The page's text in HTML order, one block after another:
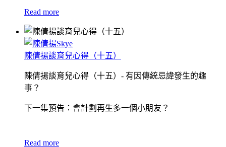
Read more
陳倩揚談育兒心得（十五）
陳倩揚談育兒心得（十五）- 有因傳統忌諱發生的趣
事？
下一集預告：會計劃再生多一個小朋友？
Read more